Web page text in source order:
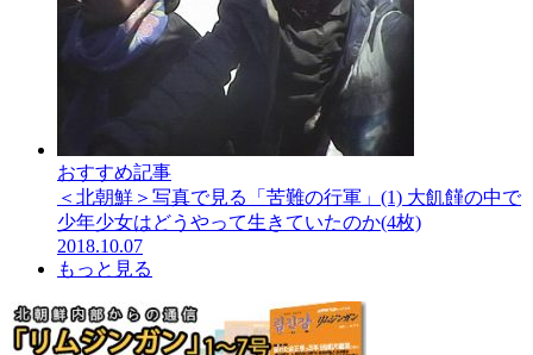
おすすめ記事
＜北朝鮮＞写真で見る「苦難の行軍」(1) 大飢饉の中で
少年少女はどうやって生きていたのか(4枚)
2018.10.07
もっと見る